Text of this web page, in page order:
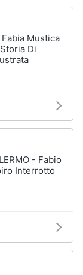
Fabia Mustica
Di
- Fabio
Interrotto